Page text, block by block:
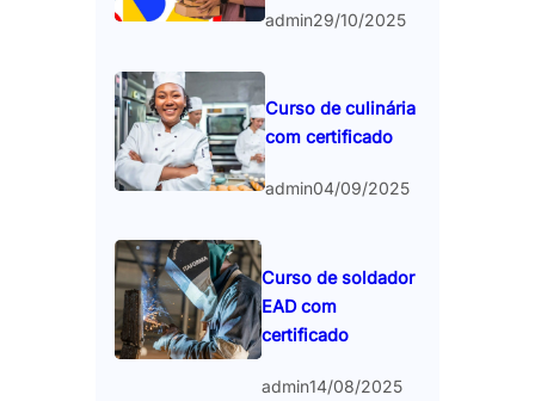
admin29/10/2025
Curso de culinária
com certificado
admin04/09/2025
Curso de soldador
EAD com
certificado
admin14/08/2025